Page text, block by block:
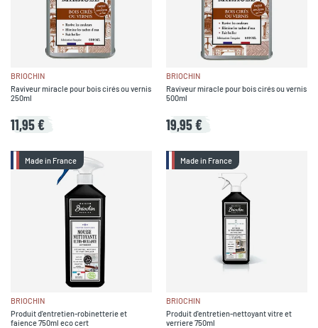
BRIOCHIN
Raviveur miracle pour bois cirés ou vernis
250ml
11,95 €
BRIOCHIN
Raviveur miracle pour bois cirés ou vernis
500ml
19,95 €
Made in France
BRIOCHIN
Produit d'entretien-robinetterie et
faience 750ml eco cert
Made in France
BRIOCHIN
Produit d'entretien-nettoyant vitre et
verriere 750ml